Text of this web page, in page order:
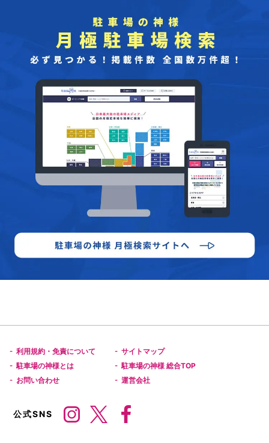
- 利用規約・免責について - サイトマップ
- 駐車場の神様とは - 駐車場の神様 総合TOP
- お問い合わせ - 運営会社
公式SNS